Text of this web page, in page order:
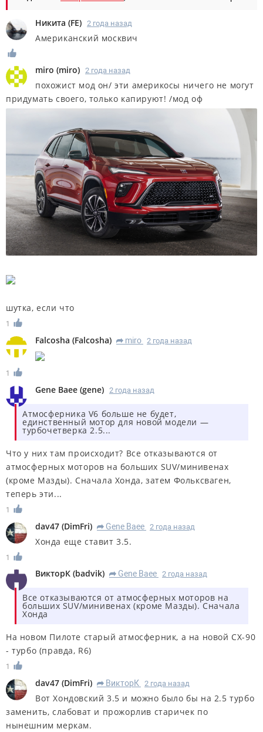
Никита (FE) 2 года назад
Американский москвич
miro (miro) 2 года назад
похожист мод он/ эти америкосы ничего не могут
придумать своего, только капируют! /мод оф
шутка, если что
1
Falcosha (Falcosha) R miro 2 года назад
1
Gene Baee (gene) 2 года назад
Атмосферника V6 больше не будет,
единственный мотор для новой модели —
турбочетверка 2.5...
Что у них там происходит? Все отказываются от
атмосферных моторов на больших SUV/минивенах
(кроме Мазды). Сначала Хонда, затем Фольксваген,
теперь эти...
1
dav47 (DimFri) R Gene Baee 2 года назад
Хонда еще ставит 3.5.
1
ВикторК (badvik) R Gene Baee 2 года назад
Все отказываются от атмосферных моторов на
больших SUV/минивенах (кроме Мазды). Сначала
Хонда
На новом Пилоте старый атмосферник, а на новой СХ-90
- турбо (правда, R6)
1
dav47 (DimFri) R ВикторК 2 года назад
Вот Хондовский 3.5 и можно было бы на 2.5 турбо
заменить, слабоват и прожорлив старичек по
нынешним меркам.